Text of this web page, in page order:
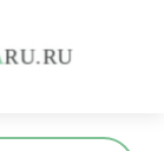
RU.RU